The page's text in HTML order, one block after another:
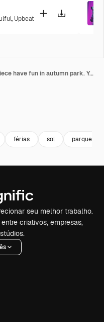
, Upbeat
Aunt with disability and little niece have fun in autumn park. Young woman and preschooler girl examine bright yellow dried leaves and play together happily closeup
férias sol parque
seu melhor trabalho.
criativos, empresas,